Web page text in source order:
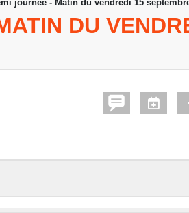
journée - Matin du vendredi 15
DU